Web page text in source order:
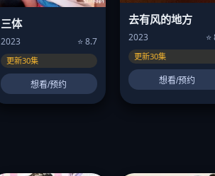
三体
2023 ⭐ 8.7
更新30集
想看/预约
去有风的地方
2023
更新30集
想看/预约